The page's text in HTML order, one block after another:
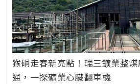
猴硐走春新亮點！瑞三鑛業整
通，一探礦業心臟翻車機